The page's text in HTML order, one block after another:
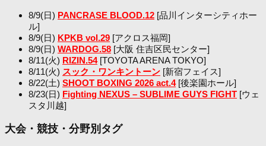
8/9(日) PANCRASE BLOOD.12 [品川インターシティホー
ル]
8/9(日) KPKB vol.29 [アクロス福岡]
8/9(日) WARDOG.58 [大阪 住吉区民センター]
8/11(火) RIZIN.54[TOYOTA ARENA TOKYO]
8/11(火) スック・ワンキントーン [新宿フェイス]
8/22(土) SHOOT BOXING 2026 act.4[後楽園ホール]
8/23(日) Fighting NEXUS – SUBLIME GUYS FIGHT [ウェ
スタ川越]
大会・競技・分野別タグ